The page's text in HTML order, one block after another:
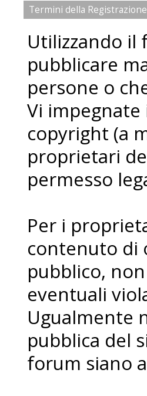
Termini della Registrazione
Utilizzando il
pubblicare
persone o
Vi
copyright (a
proprietari
permesso
Per i
contenuto di
pubblico,
eventuali
Ugualmente
pubblica del
forum siano